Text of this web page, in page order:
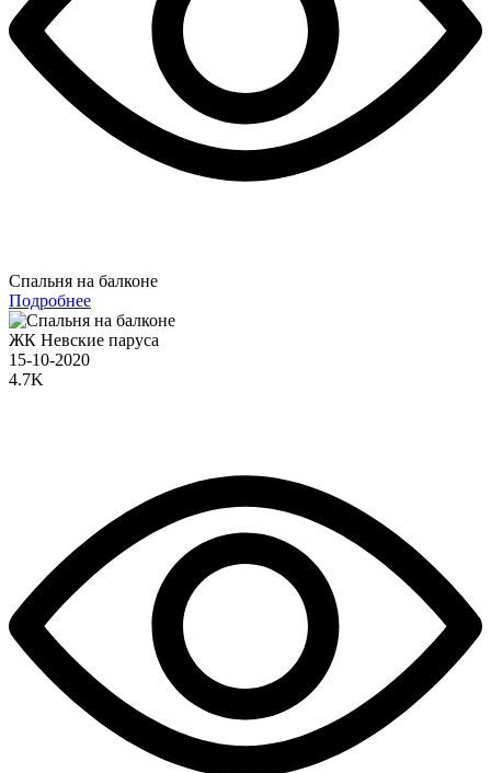
Спальня на балконе
Подробнее
ЖК Невские паруса
15-10-2020
4.7K